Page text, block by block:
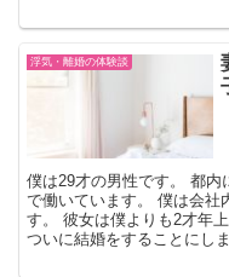
浮気・離婚の体験談
僕は29才の男性です。 都内
で働いています。 僕は会社
す。 彼女は僕よりも2才年
ついに結婚をすることにし